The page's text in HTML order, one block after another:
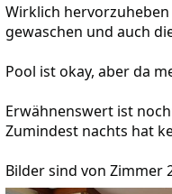
Wirklich
gewaschen und auch
Pool ist okay, aber da
Erwähnenswert ist
Zumindest nachts hat
Bilder sind von Zimmer